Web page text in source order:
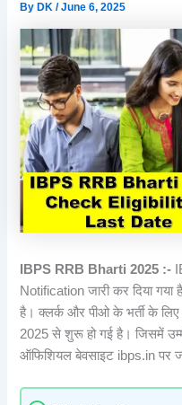
By DK/June 6, 2025
IBPS RRB Bharti 2025 :-
Notification जारी कर दिया
है। क्लर्क और पीओ के भर्ती के
2025 से शुरू हो गई है। जिसमें
ऑफिशियल बेवसाइट ibps.in